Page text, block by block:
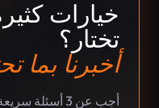
خيارات
تختار؟
أخبرنا بما
أجب عن 3